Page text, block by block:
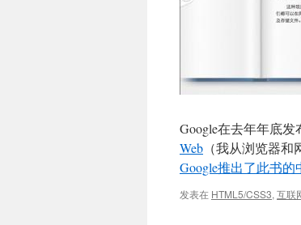
Google在去年年底发
Web （我从浏览器
Google推出了此书的
发表在 HTML5/CSS3, 互联